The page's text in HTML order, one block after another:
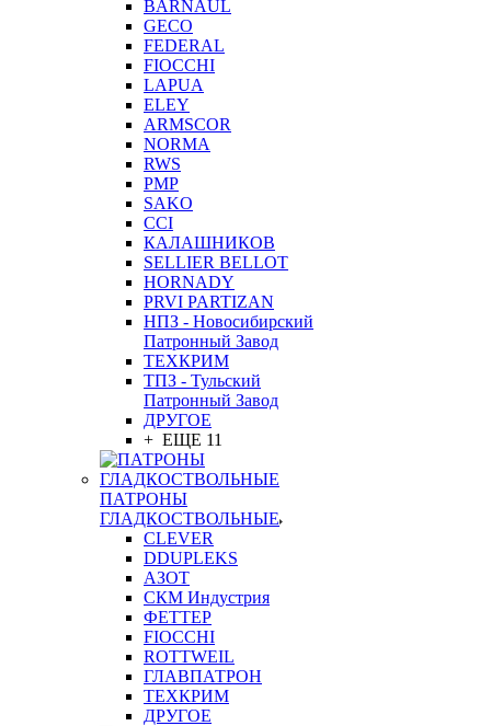
BARNAUL
GEСO
FEDERAL
FIOCCHI
LAPUA
ELEY
ARMSCOR
NORMA
RWS
PMP
SAKO
CCI
КАЛАШНИКОВ
SELLIER BELLOT
HORNADY
PRVI PARTIZAN
НПЗ - Новосибирский
Патронный Завод
ТЕХКРИМ
ТПЗ - Тульский
Патронный Завод
ДРУГОЕ
+ ЕЩЕ 11
ПАТРОНЫ
ГЛАДКОСТВОЛЬНЫЕ
CLEVER
DDUPLEKS
АЗОТ
СКМ Индустрия
ФЕТТЕР
FIOCCHI
ROTTWEIL
ГЛАВПАТРОН
ТЕХКРИМ
ДРУГОЕ